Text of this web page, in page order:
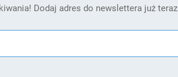
Dodaj adres do newslettera już teraz